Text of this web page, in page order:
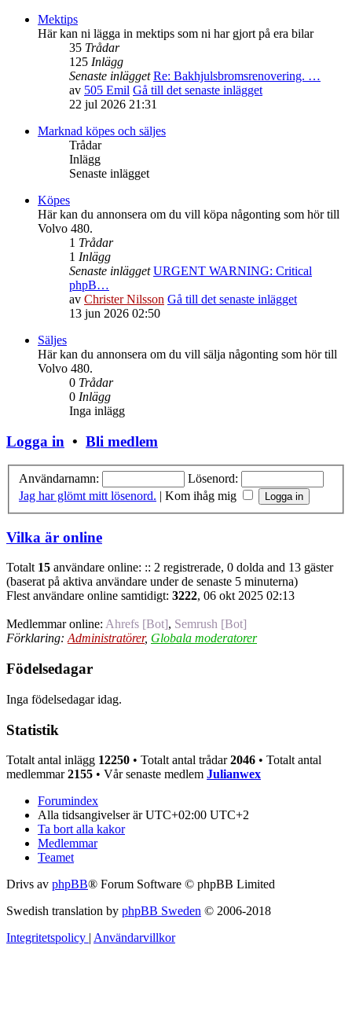
Mektips
Här kan ni lägga in mektips som ni har gjort på era bilar
35 Trådar
125 Inlägg
Senaste inlägget Re: Bakhjulsbromsrenovering. …
av 505 Emil Gå till det senaste inlägget
22 jul 2026 21:31
Marknad köpes och säljes
Trådar
Inlägg
Senaste inlägget
Köpes
Här kan du annonsera om du vill köpa någonting som hör till
Volvo 480.
1 Trådar
1 Inlägg
Senaste inlägget URGENT WARNING: Critical
phpB…
av Christer Nilsson Gå till det senaste inlägget
13 jun 2026 02:50
Säljes
Här kan du annonsera om du vill sälja någonting som hör till
Volvo 480.
0 Trådar
0 Inlägg
Inga inlägg
Logga in • Bli medlem
Användarnamn:
Lösenord:
Jag har glömt mitt lösenord. | Kom ihåg mig
Vilka är online
Totalt 15 användare online: :: 2 registrerade, 0 dolda and 13 gäster
(baserat på aktiva användare under de senaste 5 minuterna)
Flest användare online samtidigt: 3222, 06 okt 2025 02:13
Medlemmar online: Ahrefs [Bot], Semrush [Bot]
Förklaring: Administratörer, Globala moderatorer
Födelsedagar
Inga födelsedagar idag.
Statistik
Totalt antal inlägg 12250 • Totalt antal trådar2046 • Totalt antal
medlemmar2155 • Vår senaste medlem Julianwex
Forumindex
Alla tidsangivelser är UTC+02:00 UTC+2
Ta bort alla kakor
Medlemmar
Teamet
Drivs av phpBB® Forum Software © phpBB Limited
Swedish translation by phpBB Sweden © 2006-2018
Integritetspolicy | Användarvillkor